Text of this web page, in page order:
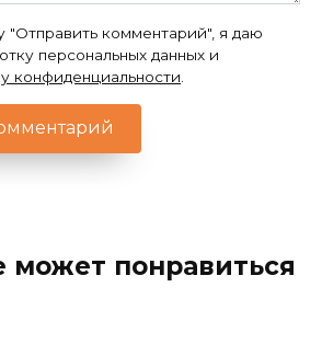
"Отправить комментарий", я даю
персональных данных и
конфиденциальности
может понравиться